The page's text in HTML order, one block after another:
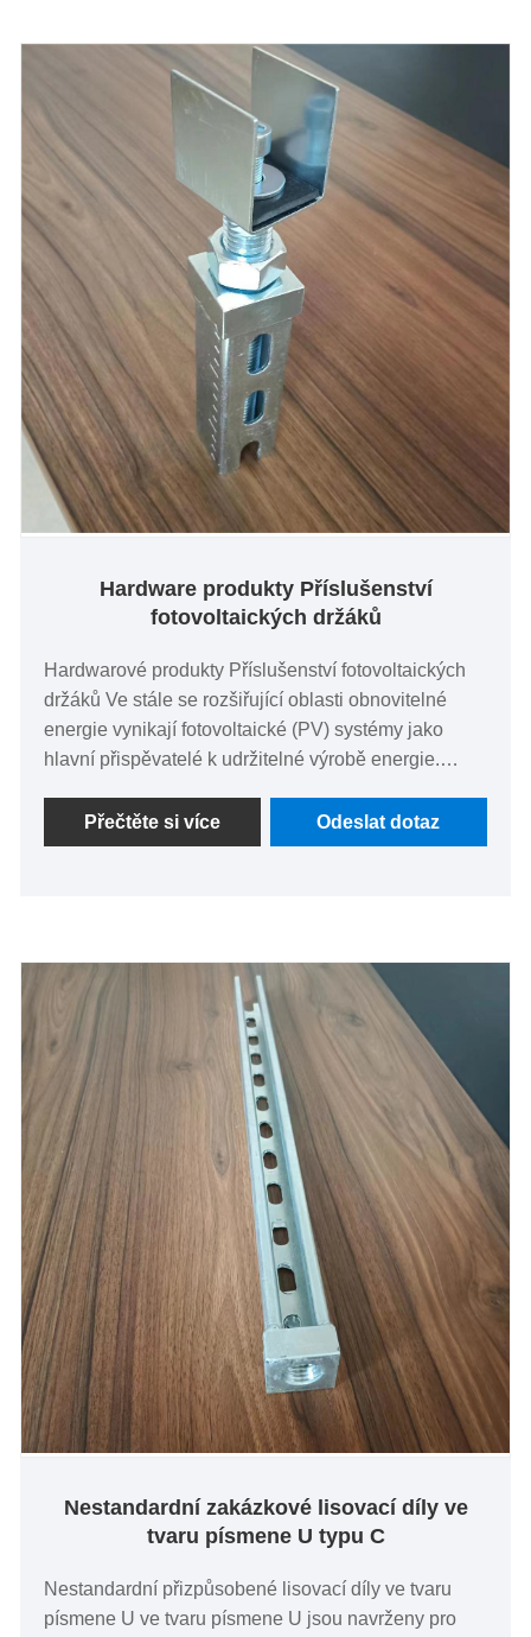
Hardware produkty Příslušenství
fotovoltaických držáků
Hardwarové produkty Příslušenství fotovoltaických
držáků Ve stále se rozšiřující oblasti obnovitelné
energie vynikají fotovoltaické (PV) systémy jako
hlavní přispěvatelé k udržitelné výrobě energie.
jsou často přehlížené, ale přesto nepostradatelné
komponenty: hardwarové produkty pro příslušenství
Přečtěte si více Odeslat dotaz
Nestandardní zakázkové lisovací díly ve
tvaru písmene U typu C
Nestandardní přizpůsobené lisovací díly ve tvaru
písmene U ve tvaru písmene U jsou navrženy pro